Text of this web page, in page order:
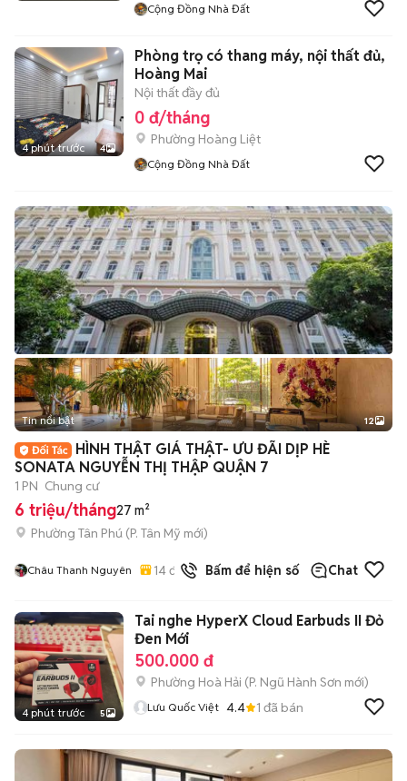
Cộng Đồng Nhà Đất
4 phút trước 4
Phòng trọ có thang máy, nội thất đủ,
Hoàng Mai
Nội thất đầy đủ
0 đ/tháng
Phường Hoàng Liệt
Cộng Đồng Nhà Đất
+2
Tin nổi bật 12
HÌNH THẬT GIÁ THẬT- ƯU ĐÃI DỊP HÈ
SONATA NGUYỄN THỊ THẬP QUẬN 7
1 PN Chung cư
6 triệu/tháng27 m²
Phường Tân Phú (P. Tân Mỹ mới)
Châu Thanh Nguyên 14đã bánBấm để hiện số Chat
4 phút trước 5
Tai nghe HyperX Cloud Earbuds II Đỏ
Đen Mới
500.000 đ
Phường Hoà Hải (P. Ngũ Hành Sơn mới)
Lưu Quốc Việt 4.4 1 đã bán